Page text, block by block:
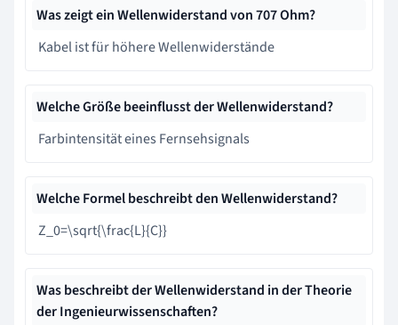
Was zeigt ein Wellenwiderstand von 707 Ohm?
Kabel ist für höhere Wellenwiderstände
Welche Größe beeinflusst der Wellenwiderstand?
Farbintensität eines Fernsehsignals
Welche Formel beschreibt den Wellenwiderstand?
Z_0=\sqrt{\frac{L}{C}}
Was beschreibt der Wellenwiderstand in der Theorie
der Ingenieurwissenschaften?